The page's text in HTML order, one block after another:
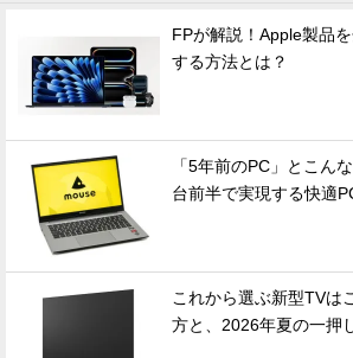
FPが解説！Apple製品
する方法とは？
「5年前のPC」とこん
台前半で実現する快適
これから選ぶ新型TVは
方と、2026年夏の一押